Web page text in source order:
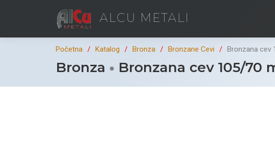
ALCU METALI
Početna Katalog Bronza Bronzane Cevi Bronzana cev
Bronza Bronzana cev 105/70